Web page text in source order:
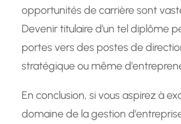
opportunités de carrière sont
Devenir titulaire d’un tel diplôme
portes vers des postes de
stratégique ou même
En conclusion, si vous aspirez à
domaine de la gestion